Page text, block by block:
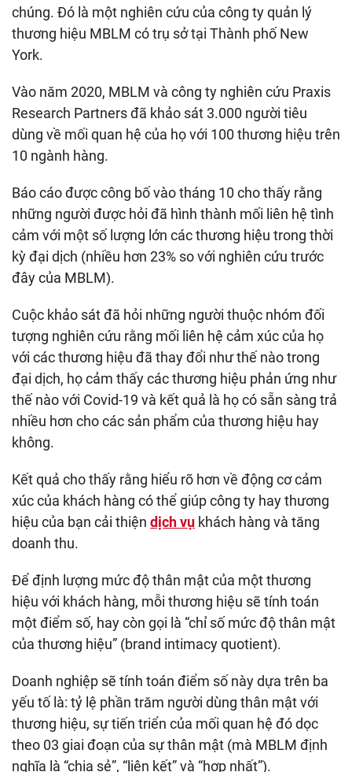
chúng. Đó là một nghiên cứu của công ty quản lý
thương hiệu MBLM có trụ sở tại Thành phố New
York.
Vào năm 2020, MBLM và công ty nghiên cứu Praxis
Research Partners đã khảo sát 3.000 người tiêu
dùng về mối quan hệ của họ với 100 thương hiệu trên
10 ngành hàng.
Báo cáo được công bố vào tháng 10 cho thấy rằng
những người được hỏi đã hình thành mối liên hệ tình
cảm với một số lượng lớn các thương hiệu trong thời
kỳ đại dịch (nhiều hơn 23% so với nghiên cứu trước
đây của MBLM).
Cuộc khảo sát đã hỏi những người thuộc nhóm đối
tượng nghiên cứu rằng mối liên hệ cảm xúc của họ
với các thương hiệu đã thay đổi như thế nào trong
đại dịch, họ cảm thấy các thương hiệu phản ứng như
thế nào với Covid-19 và kết quả là họ có sẵn sàng trả
nhiều hơn cho các sản phẩm của thương hiệu hay
không.
Kết quả cho thấy rằng hiểu rõ hơn về động cơ cảm
xúc của khách hàng có thể giúp công ty hay thương
hiệu của bạn cải thiện dịch vụ khách hàng và tăng
doanh thu.
Để định lượng mức độ thân mật của một thương
hiệu với khách hàng, mỗi thương hiệu sẽ tính toán
một điểm số, hay còn gọi là “chỉ số mức độ thân mật
của thương hiệu” (brand intimacy quotient).
Doanh nghiệp sẽ tính toán điểm số này dựa trên ba
yếu tố là: tỷ lệ phần trăm người dùng thân mật với
thương hiệu, sự tiến triển của mối quan hệ đó dọc
theo 03 giai đoạn của sự thân mật (mà MBLM định
nghĩa là “chia sẻ”, “liên kết” và “hợp nhất”).